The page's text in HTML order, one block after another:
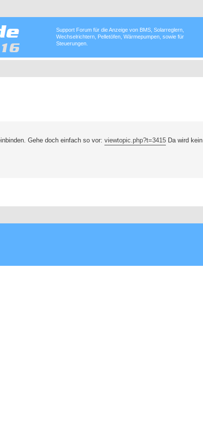
Support Forum für die Anzeige von BMS, Solarreglern,
Wechselrichtern, Pelletöfen, Wärmepumpen, sowie für
Steuerungen.
Gehe doch einfach so vor: viewtopic.php?t=3415 Da wird kein